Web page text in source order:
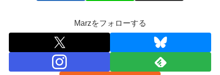
Marzをフォローする